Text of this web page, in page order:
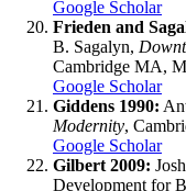
Google Scholar
Frieden and
B. Sagalyn,
Cambridge MA,
Google Scholar
Giddens 1990:
Modernity,
Google Scholar
Gilbert 2009:
Development for